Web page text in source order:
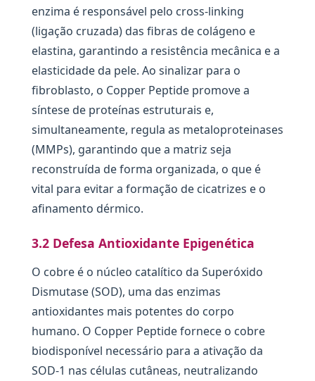
enzima é responsável pelo cross-linking
(ligação cruzada) das fibras de colágeno e
elastina, garantindo a resistência mecânica e a
elasticidade da pele. Ao sinalizar para o
fibroblasto, o Copper Peptide promove a
síntese de proteínas estruturais e,
simultaneamente, regula as metaloproteinases
(MMPs), garantindo que a matriz seja
reconstruída de forma organizada, o que é
vital para evitar a formação de cicatrizes e o
afinamento dérmico.
3.2 Defesa Antioxidante Epigenética
O cobre é o núcleo catalítico da Superóxido
Dismutase (SOD), uma das enzimas
antioxidantes mais potentes do corpo
humano. O Copper Peptide fornece o cobre
biodisponível necessário para a ativação da
SOD-1 nas células cutâneas, neutralizando